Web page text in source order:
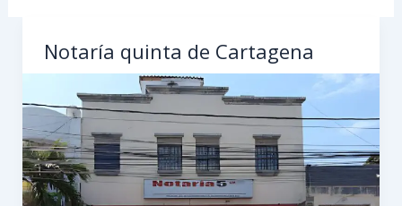
Notaría quinta de Cartagena